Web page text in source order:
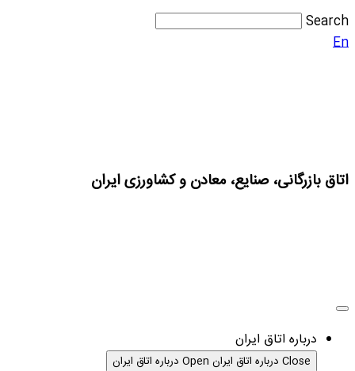
Search
En
اتاق بازرگانی، صنایع، معادن و کشاورزی ایران
درباره اتاق ایران
Close درباره اتاق ایران Open درباره اتاق ایران